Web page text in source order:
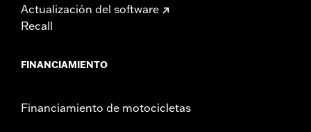
Actualización del software
Recall
FINANCIAMIENTO
Financiamiento de motocicletas